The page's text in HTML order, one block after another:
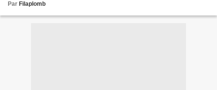
Par Filaplomb